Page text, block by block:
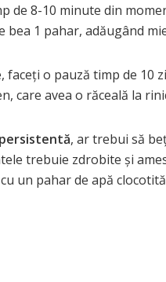
de 8-10 minute din
bea 1 pahar, adăugând
faceți o pauză timp de 10
care avea o răceală la
, ar trebui să
trebuie zdrobite și
un pahar de apă